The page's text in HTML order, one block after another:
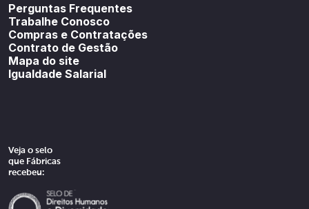
Perguntas Frequentes
Trabalhe Conosco
Compras e Contratações
Contrato de Gestão
Mapa do site
Igualdade Salarial
Veja o selo
que Fábricas
recebeu: